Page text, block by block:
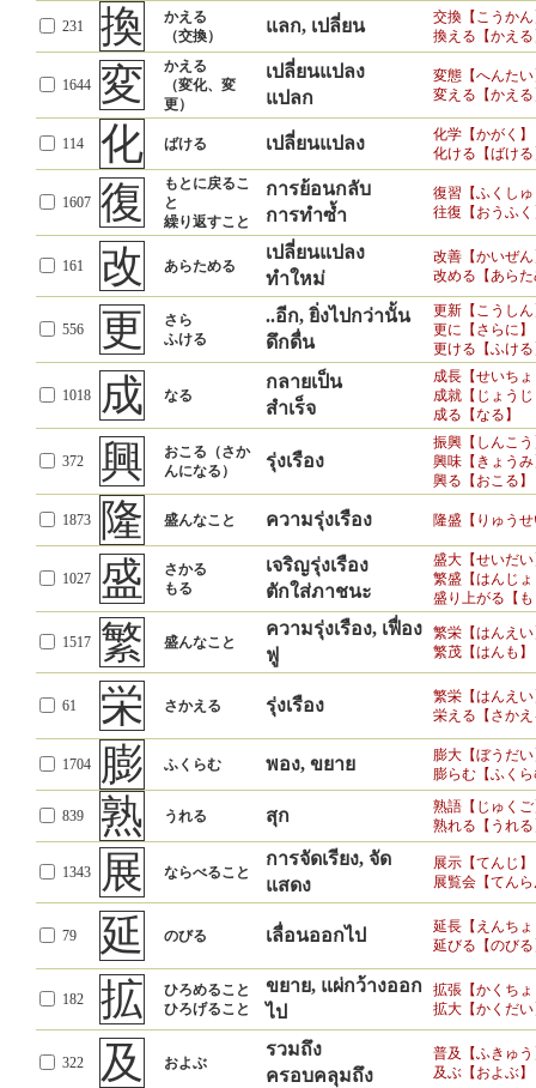
231 換
かえる
（交換）
แลก, เปลี่ยน
交換【こうか
換える【かえ
1644 変
かえる
（変化、変
更）
เปลี่ยนแปลง
แปลก
変態【へんた
変える【かえ
114 化 ばける เปลี่ยนแปลง
化学【かがく】
化ける【ばけ
1607 復
もとに戻るこ
と
繰り返すこと
การย้อนกลับ
การทำซ้ำ
復習【ふくし
往復【おうふ
161 改 あらためる
เปลี่ยนแปลง
ทำใหม่
改善【かいぜ
改める【あら
556 更
さら
ふける
..อีก, ยิ่งไปกว่านั้น
ดึกดื่น
更新【こうし
更に【さらに】
更ける【ふけ
1018 成 なる
กลายเป็น
สำเร็จ
成長【せいち
成就【じょう
成る【なる】
372 興
おこる（さか
んになる）
รุ่งเรือง
振興【しんこ
興味【きょう
興る【おこる】
1873 隆 盛んなこと ความรุ่งเรือง 隆盛【りゅう
1027 盛
さかる
もる
เจริญรุ่งเรือง
ตักใส่ภาชนะ
盛大【せいだ
繁盛【はんじ
盛り上がる【
1517 繁 盛んなこと
ความรุ่งเรือง, เฟื่อง
ฟู
繁栄【はんえ
繁茂【はんも】
61 栄 さかえる รุ่งเรือง
繁栄【はんえ
栄える【さか
1704 膨 ふくらむ พอง, ขยาย
膨大【ぼうだ
膨らむ【ふく
839 熟 うれる สุก
熟語【じゅく
熟れる【うれ
1343 展 ならべること
การจัดเรียง, จัด
แสดง
展示【てんじ】
展覧会【てん
79 延 のびる เลื่อนออกไป
延長【えんち
延びる【のび
182 拡
ひろめること
ひろげること
ขยาย, แผ่กว้างออก
ไป
拡張【かくち
拡大【かくだ
322 及 およぶ
รวมถึง
ครอบคลุมถึง
普及【ふきゅ
及ぶ【およぶ】